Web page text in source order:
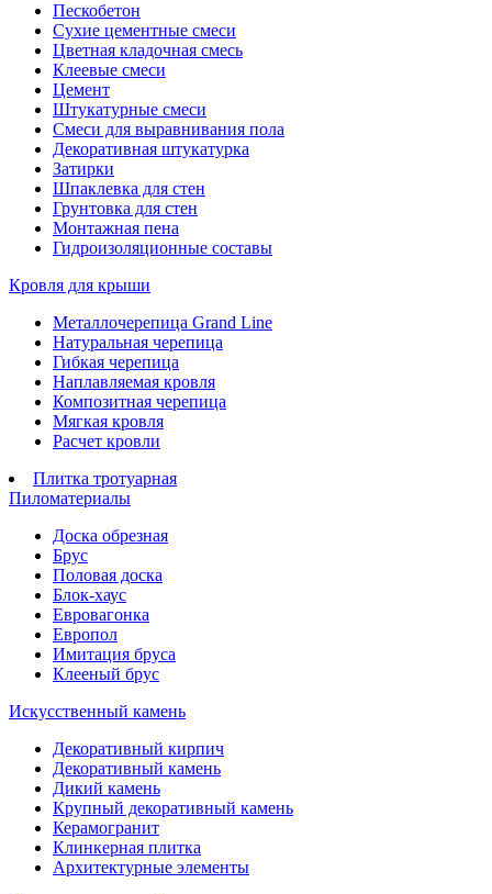
Пескобетон
Сухие цементные смеси
Цветная кладочная смесь
Клеевые смеси
Цемент
Штукатурные смеси
Смеси для выравнивания пола
Декоративная штукатурка
Затирки
Шпаклевка для стен
Грунтовка для стен
Монтажная пена
Гидроизоляционные составы
Кровля для крыши
Металлочерепица Grand Line
Натуральная черепица
Гибкая черепица
Наплавляемая кровля
Композитная черепица
Мягкая кровля
Расчет кровли
Плитка тротуарная
Пиломатериалы
Доска обрезная
Брус
Половая доска
Блок-хаус
Евровагонка
Европол
Имитация бруса
Клееный брус
Искусственный камень
Декоративный кирпич
Декоративный камень
Дикий камень
Крупный декоративный камень
Керамогранит
Клинкерная плитка
Архитектурные элементы